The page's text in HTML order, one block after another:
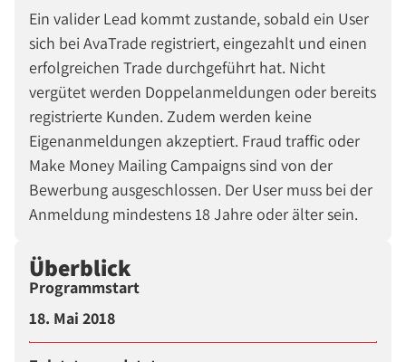
Ein valider Lead kommt zustande, sobald ein User
sich bei AvaTrade registriert, eingezahlt und einen
erfolgreichen Trade durchgeführt hat. Nicht
vergütet werden Doppelanmeldungen oder bereits
registrierte Kunden. Zudem werden keine
Eigenanmeldungen akzeptiert. Fraud traffic oder
Make Money Mailing Campaigns sind von der
Bewerbung ausgeschlossen. Der User muss bei der
Anmeldung mindestens 18 Jahre oder älter sein.
Überblick
Programmstart
18. Mai 2018